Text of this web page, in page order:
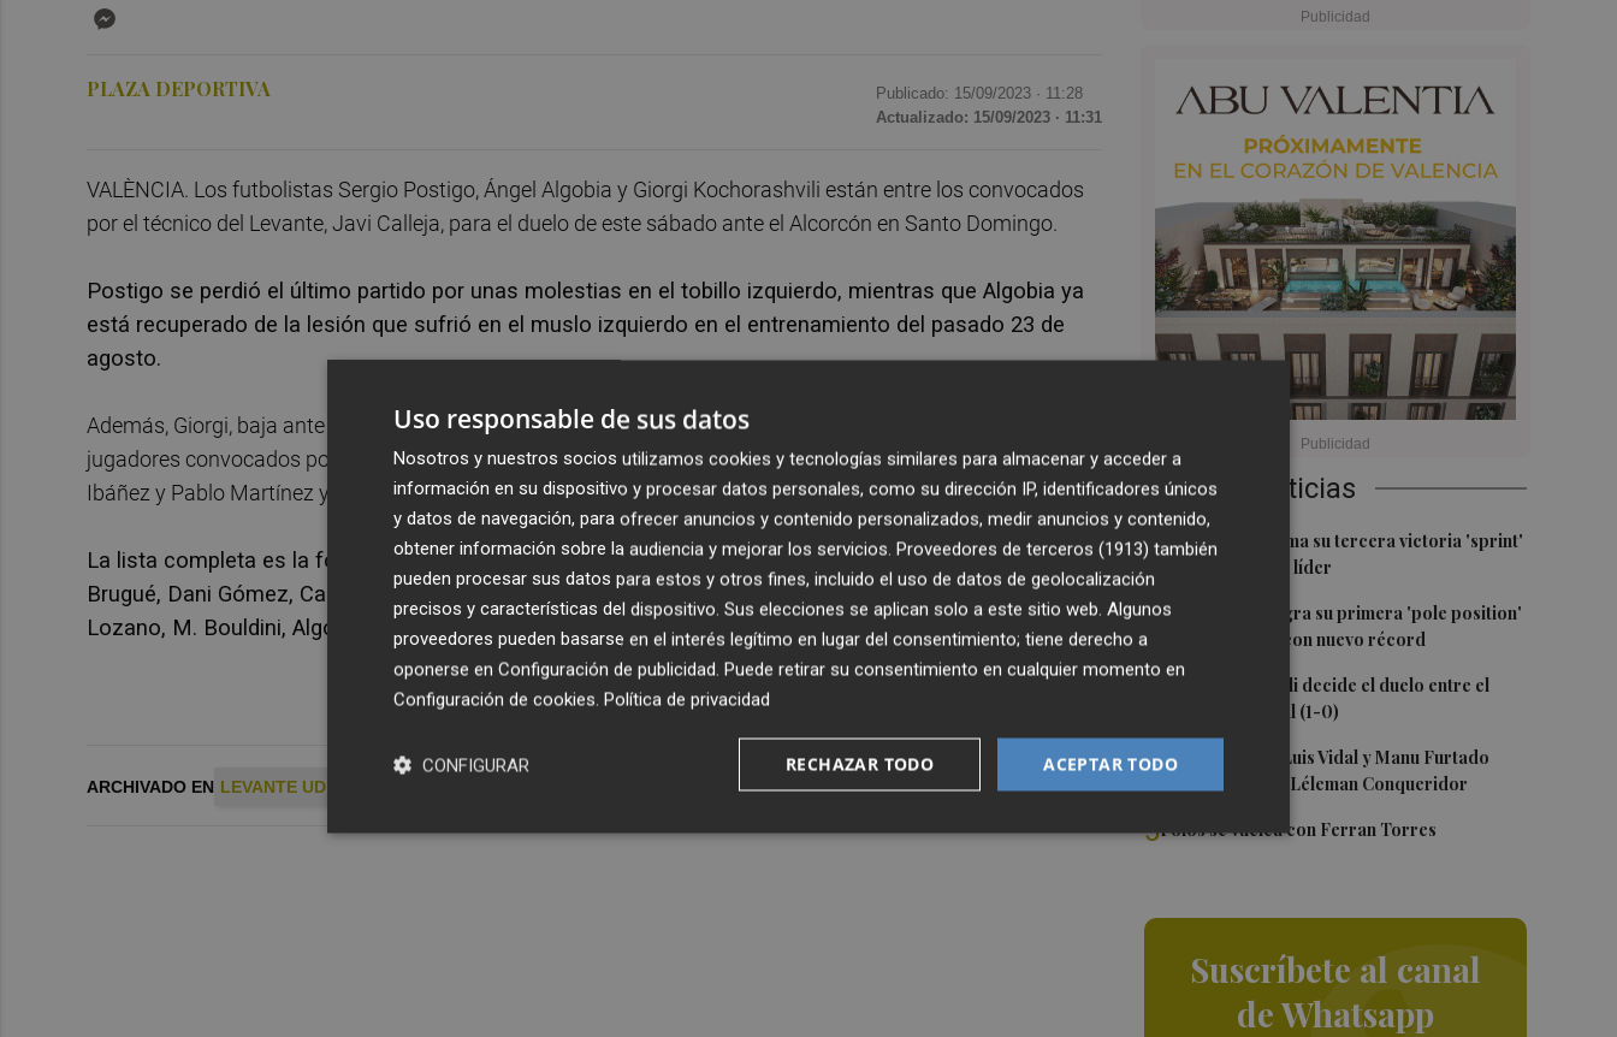
Últimas Noticias
1Jorge Martín suma su tercera victoria 'sprint'
del año y es más líder
2Jorge Martín logra su primera 'pole position'
en Silverstone, con nuevo récord
3 Un gol de Bardeli decide el duelo entre el
Levante y su filial (1-0)
4Nacho Huerta, Luis Vidal y Manu Furtado
renuevan con el Léleman Conqueridor
5Foios se vuelca con Ferran Torres
Suscríbete al canal
de Whatsapp
PLAZA DEPORTIVA Publicado: 15/09/2023 · 11:28
Actualizado: 15/09/2023 · 11:31
VALÈNCIA. Los futbolistas Sergio Postigo, Ángel Algobia y Giorgi Kochorashvili están entre los convocados
por el técnico del Levante, Javi Calleja, para el duelo de este sábado ante el Alcorcón en Santo Domingo.
Postigo se perdió el último partido por unas molestias en el tobillo izquierdo, mientras que Algobia ya
está recuperado de la lesión que sufrió en el muslo izquierdo en el entrenamiento del pasado 23 de
agosto.
Además, Giorgi, baja ante el Espanyol al haber estado concentrado con Georgia, también es uno de los
jugadores convocados por Calleja, mientras que se pierden este partido los lesionados Iván Romero, Rober
Ibáñez y Pablo Martínez y el sancionado Rubén Vezo.
La lista completa es la formada por: Femenías, Capa, Álex Muñoz, Dela, Álex Valle, Kochorashvili, R.
Brugué, Dani Gómez, Cantero, Fabricio, Andrés Fernández, Postigo, Blesa, O. Clemente, O. Rey, S.
Lozano, M. Bouldini, Algobia, M. Navarro, A. García, Xavi Grande y C. Álvarez.
ARCHIVADO EN LEVANTE UD
Uso responsable de sus datos
Nosotros y nuestros socios utilizamos cookies y tecnologías similares para almacenar y acceder a
información en su dispositivo y procesar datos personales, como su dirección IP, identificadores únicos
y datos de navegación, para ofrecer anuncios y contenido personalizados, medir anuncios y contenido,
obtener información sobre la audiencia y mejorar los servicios. Proveedores de terceros (1913) también
pueden procesar sus datos para estos y otros fines, incluido el uso de datos de geolocalización
precisos y características del dispositivo. Sus elecciones se aplican solo a este sitio web. Algunos
proveedores pueden basarse en el interés legítimo en lugar del consentimiento; tiene derecho a
oponerse en Configuración de publicidad. Puede retirar su consentimiento en cualquier momento en
Configuración de cookies. Política de privacidad
ACEPTAR TODO
RECHAZAR TODO
CONFIGURAR